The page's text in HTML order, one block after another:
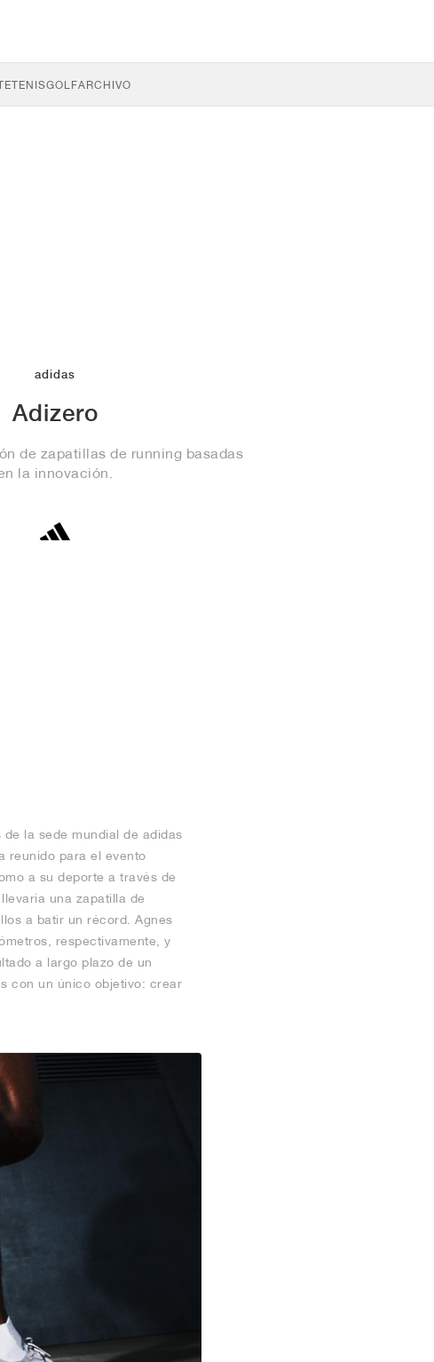
TENISGOLFARCHIVO
adidas
Adizero
de zapatillas de running basadas
la innovación.
la sede mundial de adidas
reunido para el evento
a su deporte a través de
una zapatilla de
a batir un récord. Agnes
respectivamente, y
a largo plazo de un
con un único objetivo: crear